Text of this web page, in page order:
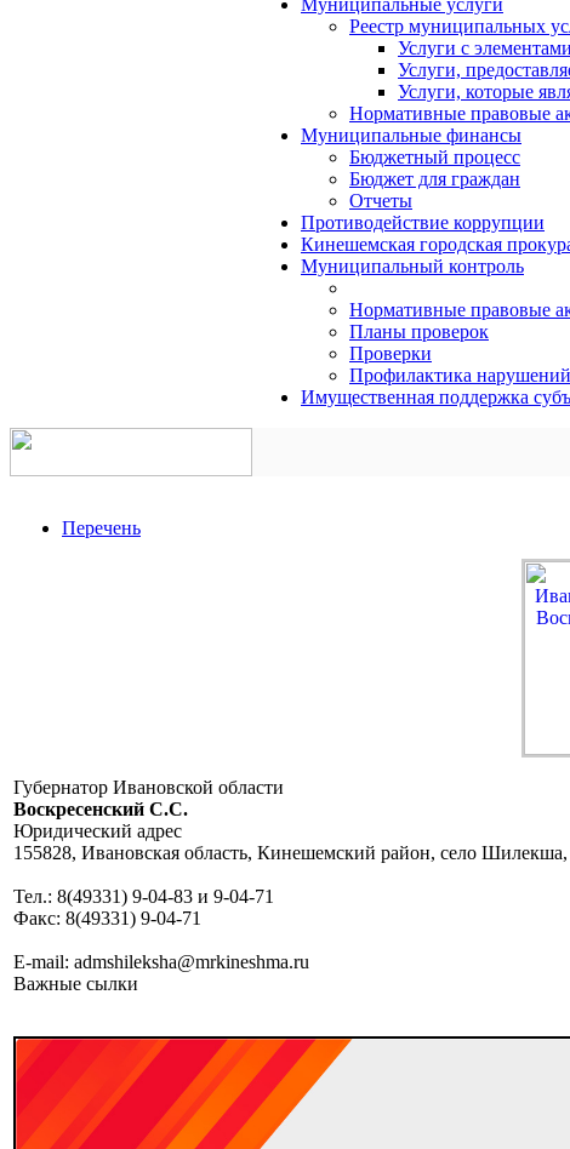
Муниципальные услуги
Реестр муниципальных
Услуги с
Услуги,
Услуги, которые
Нормативные правовые
Муниципальные финансы
Бюджетный процесс
Бюджет для граждан
Отчеты
Противодействие коррупции
Кинешемская городская
Муниципальный контроль
Нормативные правовые
Планы проверок
Проверки
Профилактика
Имущественная поддержка
Перечень
Губернатор Ивановской области
Воскресенский C.C.
Юридический адрес
155828, Ивановская область, Кинешемский район, село Шилекша,
Тел.: 8(49331) 9-04-83 и 9-04-71
Факс: 8(49331) 9-04-71
E-mail: admshileksha@mrkineshma.ru
Важные сылки